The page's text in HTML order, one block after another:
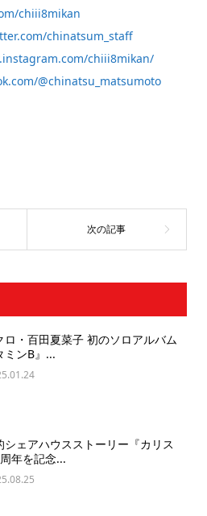
chiii8mikan
chinatsum_staff
chiii8mikan/
@chinatsu_matsumoto
ロ・百田夏菜子 初のソロアルバム
ミンB』...
シェアハウスストーリー『カリス
年を記念...